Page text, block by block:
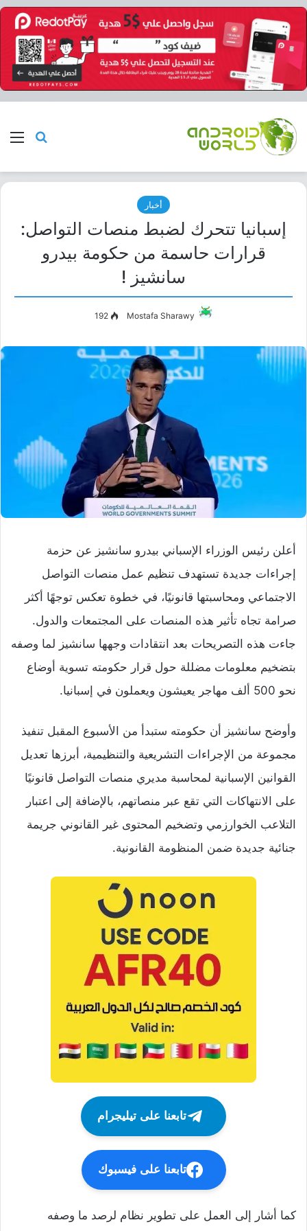
بحث
أخبار
إسبانيا تتحرك لضبط منصات التواصل:
قرارات حاسمة من حكومة بيدرو
سانشيز !
Mostafa Sharawy
192
أعلن رئيس الوزراء الإسباني بيدرو سانشيز عن حزمة
إجراءات جديدة تستهدف تنظيم عمل منصات التواصل
الاجتماعي ومحاسبتها قانونيًا، في خطوة تعكس توجهًا أكثر
صرامة تجاه تأثير هذه المنصات على المجتمعات والدول.
جاءت هذه التصريحات بعد انتقادات وجهها سانشيز لما وصفه
بتضخيم معلومات مضللة حول قرار حكومته تسوية أوضاع
نحو 500 ألف مهاجر يعيشون ويعملون في إسبانيا.
وأوضح سانشيز أن حكومته ستبدأ من الأسبوع المقبل تنفيذ
مجموعة من الإجراءات التشريعية والتنظيمية، أبرزها تعديل
القوانين الإسبانية لمحاسبة مديري منصات التواصل قانونيًا
على الانتهاكات التي تقع عبر منصاتهم، بالإضافة إلى اعتبار
التلاعب الخوارزمي وتضخيم المحتوى غير القانوني جريمة
جنائية جديدة ضمن المنظومة القانونية.
تابعنا على تيليجرام
تابعنا على فيسبوك
كما أشار إلى العمل على تطوير نظام لرصد ما وصفه